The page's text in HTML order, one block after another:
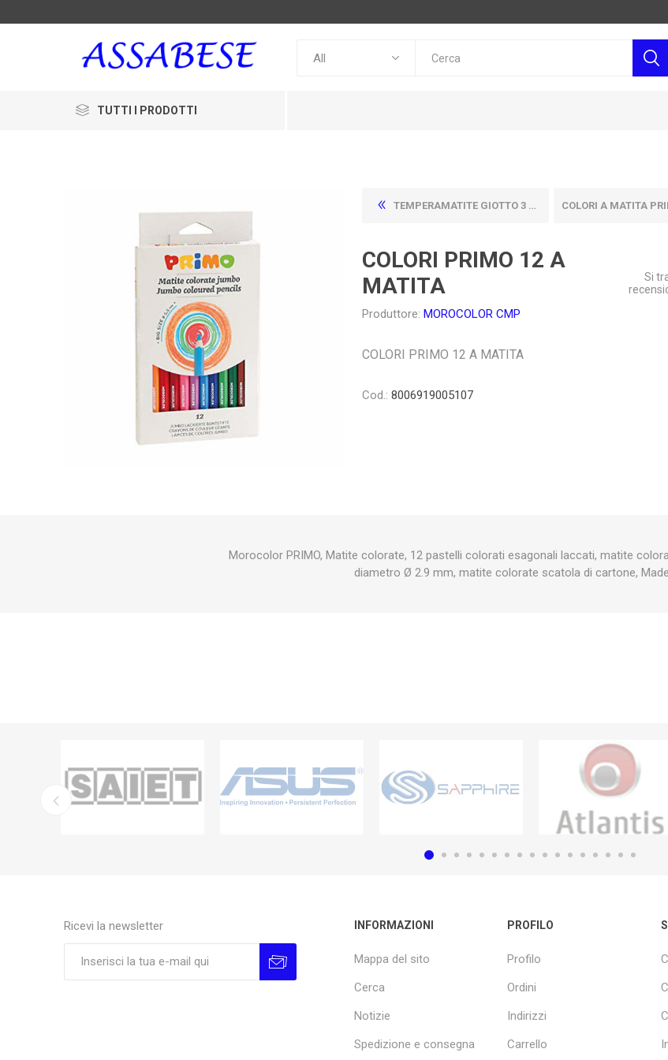
TUTTI I PRODOTTI
TEMPERAMATITE GIOTTO 3 FORI COLORI A MATITA PRIMO 12PZ
COLORI PRIMO 12 A
MATITA
Produttore: MOROCOLOR CMP
Si
COLORI PRIMO 12 A MATITA
Cod.: 8006919005107
Morocolor PRIMO, Matite colorate, 12 pastelli colorati esagonali laccati, matite
diametro Ø 2.9 mm, matite colorate scatola di cartone,
Ricevi la newsletter INFORMAZIONI
Mappa del sito
Cerca
Notizie
Spedizione e consegna
PROFILO
Profilo
Ordini
Indirizzi
Carrello